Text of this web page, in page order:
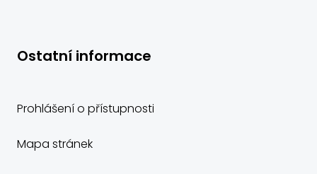
Ostatní informace
Prohlášení o přístupnosti
Mapa stránek